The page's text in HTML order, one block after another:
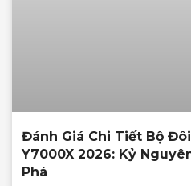
Đánh Giá Chi Tiết Bộ
Y7000X 2026: Kỷ
Phá